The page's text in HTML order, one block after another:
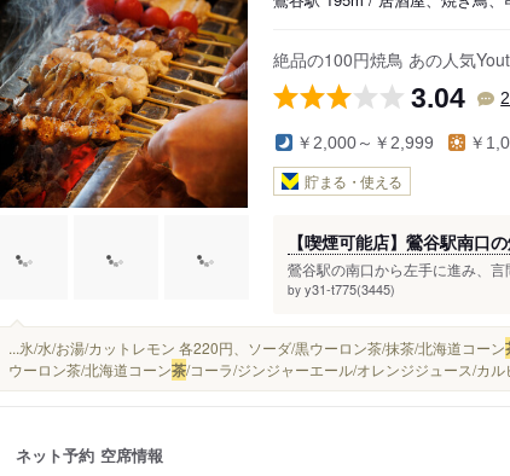
絶品の100円焼鳥 あの人気
3.04
￥2,000～￥2,999 ￥
貯まる・使える
【喫煙可能店】鶯谷駅南口
鶯谷駅の南口から左手に進み、
by y31-t775(3445)
...氷/水/お湯/カットレモン 各220円、ソーダ/黒ウーロン茶/抹茶/北海道コーン
ウーロン茶/北海道コーン茶/コーラ/ジンジャーエール/オレンジジュース/カ
ネット予約 空席情報